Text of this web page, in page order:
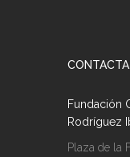
CONTACTA
Fundación
Rodríguez
Plaza de la